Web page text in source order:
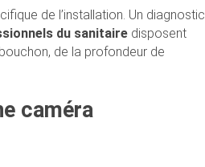
de l’installation. Un diagnostic
du sanitaire disposent
de la profondeur de
caméra